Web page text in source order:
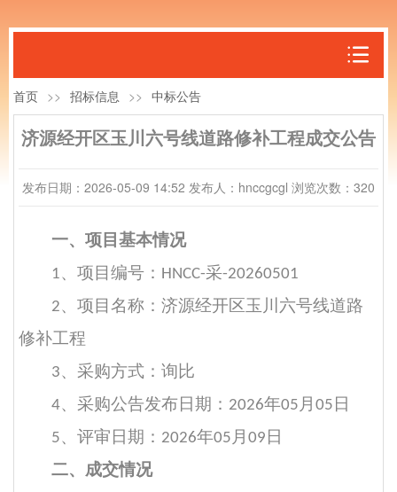
首页 >> 招标信息 >> 中标公告
济源经开区玉川六号线道路修补工程成交公告
发布日期：2026-05-09 14:52 发布人：hnccgcgl 浏览次数：320
一、项目基本情况
1、项目编号： HNCC-采-20260501
2、项目名称： 济源经开区玉川六号线道路
修补工程
3、采购方式： 询比
4、 采购公告发布日期： 2026年05 月 05 日
5、评审日期： 2026年05 月 09 日
二、成交情况